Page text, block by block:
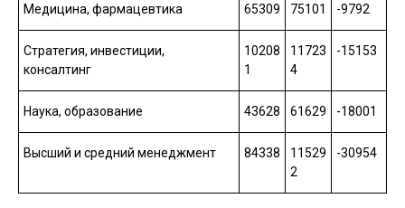
Медицина, фармацевтика 65309 75101 -9792
Стратегия, инвестиции,
консалтинг
10208
1
11723
4
-15153
Наука, образование 43628 61629 -18001
Высший и средний менеджмент 84338
11529
2
-30954